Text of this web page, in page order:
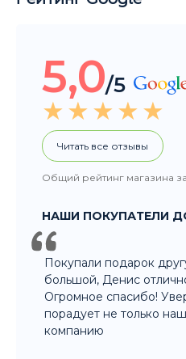
Читать все отзывы
НАШИ ПОКУПАТЕЛИ
Покупали подарок
большой, Денис
Огромное спасибо!
порадует не только
8 915 326 60 60